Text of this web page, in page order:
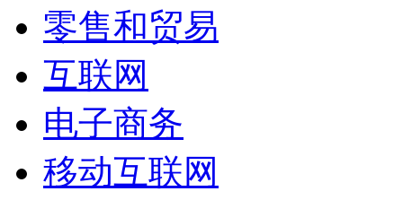
零售和贸易
互联网
电子商务
移动互联网